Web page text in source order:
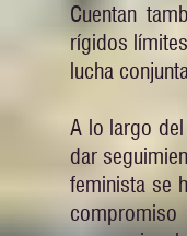
Cuentan
rígidos
lucha
A lo largo
dar
feminista se